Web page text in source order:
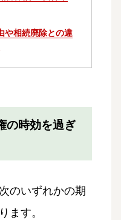
や相続廃除との違
の時効を過ぎ
のいずれかの期
ます。